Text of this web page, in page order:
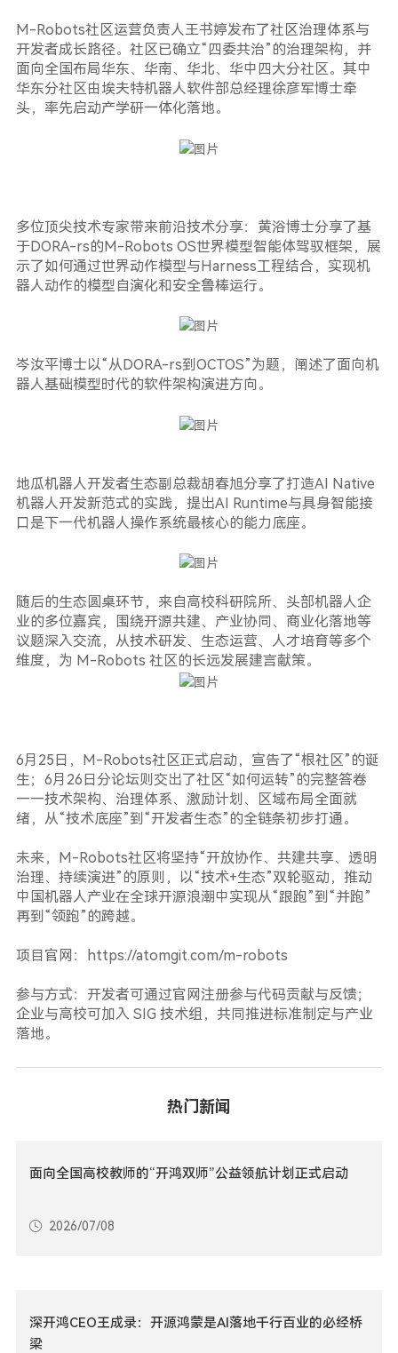
M-Robots社区运营负责人王书婷发布了社区治理体系与
开发者成长路径。社区已确立“四委共治”的治理架构，并
面向全国布局华东、华南、华北、华中四大分社区。其中
华东分社区由埃夫特机器人软件部总经理徐彦军博士牵
头，率先启动产学研一体化落地。
多位顶尖技术专家带来前沿技术分享：黄浴博士分享了基
于DORA-rs的M-Robots OS世界模型智能体驾驭框架，展
示了如何通过世界动作模型与Harness工程结合，实现机
器人动作的模型自演化和安全鲁棒运行。
岑汝平博士以“从DORA-rs到OCTOS”为题，阐述了面向机
器人基础模型时代的软件架构演进方向。
地瓜机器人开发者生态副总裁胡春旭分享了打造AI Native
机器人开发新范式的实践，提出AI Runtime与具身智能接
口是下一代机器人操作系统最核心的能力底座。
随后的生态圆桌环节，来自高校科研院所、头部机器人企
业的多位嘉宾，围绕开源共建、产业协同、商业化落地等
议题深入交流，从技术研发、生态运营、人才培育等多个
维度，为 M-Robots 社区的长远发展建言献策。
6月25日，M-Robots社区正式启动，宣告了“根社区”的诞
生；6月26日分论坛则交出了社区“如何运转”的完整答卷
——技术架构、治理体系、激励计划、区域布局全面就
绪，从“技术底座”到“开发者生态”的全链条初步打通。
未来，M-Robots社区将坚持“开放协作、共建共享、透明
治理、持续演进”的原则，以“技术+生态”双轮驱动，推动
中国机器人产业在全球开源浪潮中实现从“跟跑”到“并跑”
再到“领跑”的跨越。
项目官网：https://atomgit.com/m-robots
参与方式：开发者可通过官网注册参与代码贡献与反馈；
企业与高校可加入 SIG 技术组，共同推进标准制定与产业
落地。
热门新闻
面向全国高校教师的“开鸿双师”公益领航计划正式启动
2026/07/08
深开鸿CEO王成录：开源鸿蒙是AI落地千行百业的必经桥
梁